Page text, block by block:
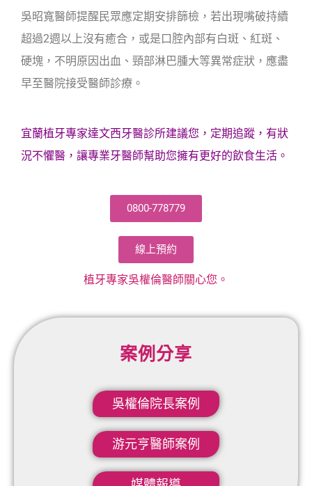
案例分享
吳權倫院長案例​
游元亨醫師案例
吳昭寬醫師提醒民眾應定期安排篩檢，若出現嘴破持續
超過2週以上沒有癒合，或是口腔內部有白斑、紅斑、
硬塊，不明原因出血、頸部淋巴腫大等異常症狀，應盡
早至醫院接受醫師診療。
宜蘭植牙專家達文西牙醫診所建議您，定期追蹤，有狀
況不懼醫，讓專業牙醫師幫助您擁有更好的飲食生活。
0800-778779
線上預約
植牙專家吳權倫醫師關心您。